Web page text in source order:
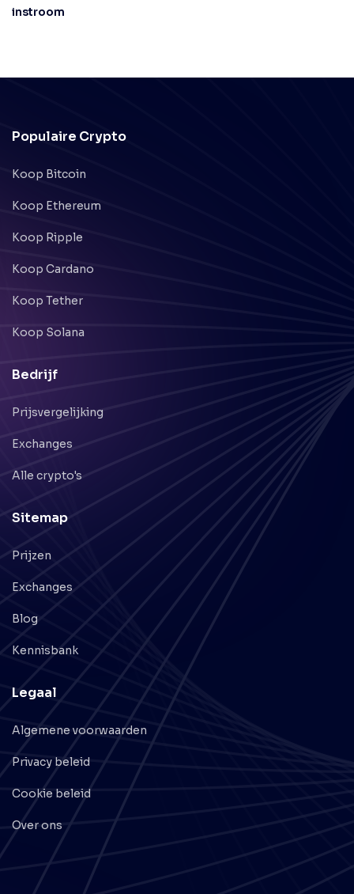
instroom
Populaire Crypto
Koop Bitcoin
Koop Ethereum
Koop Ripple
Koop Cardano
Koop Tether
Koop Solana
Bedrijf
Prijsvergelijking
Exchanges
Alle crypto's
Sitemap
Prijzen
Exchanges
Blog
Kennisbank
Legaal
Algemene voorwaarden
Privacy beleid
Cookie beleid
Over ons